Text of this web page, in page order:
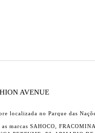
AVENUE
localizada no Parque das
as marcas SAHOCO,